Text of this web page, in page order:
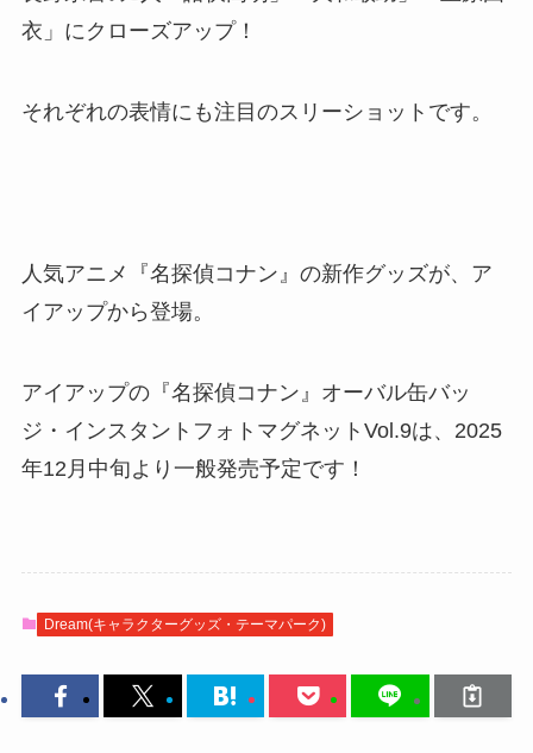
衣」にクローズアップ！
それぞれの表情にも注目のスリーショットです。
人気アニメ『名探偵コナン』の新作グッズが、ア
イアップから登場。
アイアップの『名探偵コナン』オーバル缶バッ
ジ・インスタントフォトマグネットVol.9は、2025
年12月中旬より一般発売予定です！
Dream(キャラクターグッズ・テーマパーク)